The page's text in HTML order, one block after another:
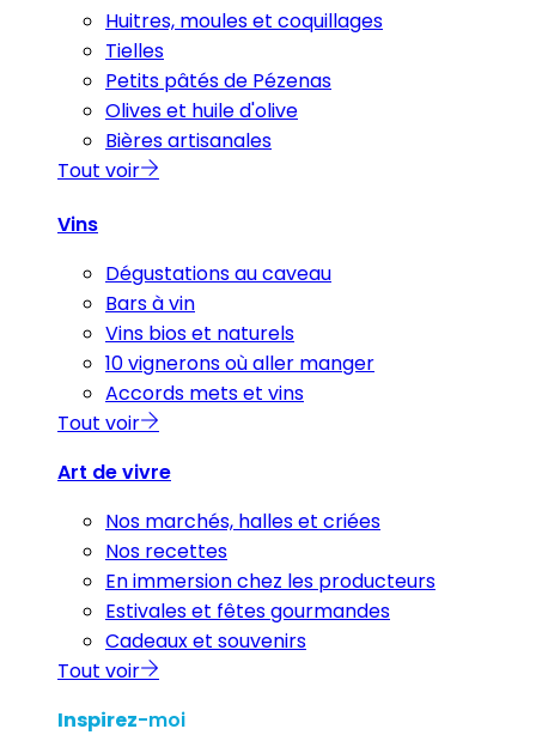
Huitres, moules et coquillages
Tielles
Petits pâtés de Pézenas
Olives et huile d'olive
Bières artisanales
Tout voir
Vins
Dégustations au caveau
Bars à vin
Vins bios et naturels
10 vignerons où aller manger
Accords mets et vins
Tout voir
Art de vivre
Nos marchés, halles et criées
Nos recettes
En immersion chez les producteurs
Estivales et fêtes gourmandes
Cadeaux et souvenirs
Tout voir
Inspirez-moi